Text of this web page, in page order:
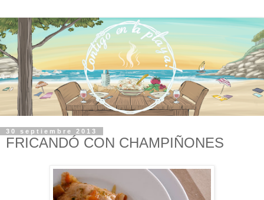
30 septiembre 2013
FRICANDÓ CON CHAMPIÑONES